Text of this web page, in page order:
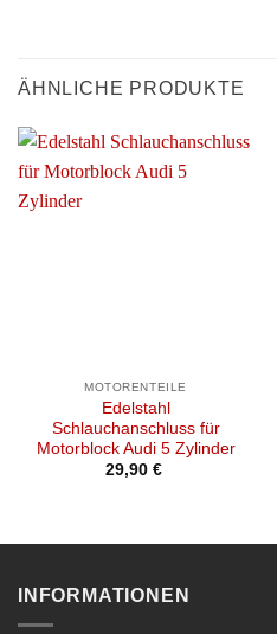
ÄHNLICHE PRODUKTE
MOTORENTEILE
Edelstahl
Schlauchanschluss für
Motorblock Audi 5 Zylinder
29,90 €
INFORMATIONEN